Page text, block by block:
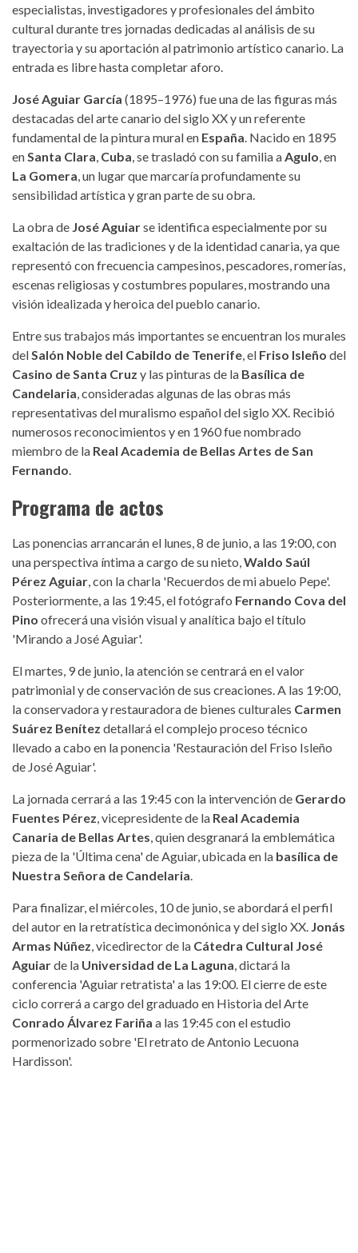
especialistas, investigadores y profesionales del ámbito
cultural durante tres jornadas dedicadas al análisis de su
trayectoria y su aportación al patrimonio artístico canario. La
entrada es libre hasta completar aforo.
José Aguiar García (1895–1976) fue una de las figuras más
destacadas del arte canario del siglo XX y un referente
fundamental de la pintura mural en España. Nacido en 1895
enSanta Clara, Cuba, se trasladó con su familia aAgulo, en
La Gomera, un lugar que marcaría profundamente su
sensibilidad artística y gran parte de su obra.
La obra de José Aguiarse identifica especialmente por su
exaltación de las tradiciones y de la identidad canaria, ya que
representó con frecuencia campesinos, pescadores, romerías,
escenas religiosas y costumbres populares, mostrando una
visión idealizada y heroica del pueblo canario.
Entre sus trabajos más importantes se encuentran los murales
delSalón Noble del Cabildo de Tenerife, el Friso Isleño del
Casino de Santa Cruz y las pinturas de la Basílica de
Candelaria, consideradas algunas de las obras más
representativas del muralismo español del siglo XX. Recibió
numerosos reconocimientos y en 1960 fue nombrado
miembro de la Real Academia de Bellas Artes de San
Fernando.
Programa de actos
Las ponencias arrancarán el lunes, 8 de junio, a las 19:00, con
una perspectiva íntima a cargo de su nieto,Waldo Saúl
Pérez Aguiar, con la charla 'Recuerdos de mi abuelo Pepe'.
Posteriormente, a las 19:45, el fotógrafo Fernando Cova del
Pino ofrecerá una visión visual y analítica bajo el título
'Mirando a José Aguiar'.
El martes, 9 de junio, la atención se centrará en el valor
patrimonial y de conservación de sus creaciones. A las 19:00,
la conservadora y restauradora de bienes culturales Carmen
Suárez Benítez detallará el complejo proceso técnico
llevado a cabo en la ponencia 'Restauración del Friso Isleño
de José Aguiar'.
La jornada cerrará a las 19:45 con la intervención de Gerardo
Fuentes Pérez, vicepresidente de la Real Academia
Canaria de Bellas Artes, quien desgranará la emblemática
pieza de la 'Última cena' de Aguiar, ubicada en la basílica de
Nuestra Señora de Candelaria.
Para finalizar, el miércoles, 10 de junio, se abordará el perfil
del autor en la retratística decimonónica y del siglo XX. Jonás
Armas Núñez, vicedirector de la Cátedra Cultural José
Aguiarde la Universidad de La Laguna, dictará la
conferencia 'Aguiar retratista' a las 19:00. El cierre de este
ciclo correrá a cargo del graduado en Historia del Arte
Conrado Álvarez Fariña a las 19:45 con el estudio
pormenorizado sobre 'El retrato de Antonio Lecuona
Hardisson'.